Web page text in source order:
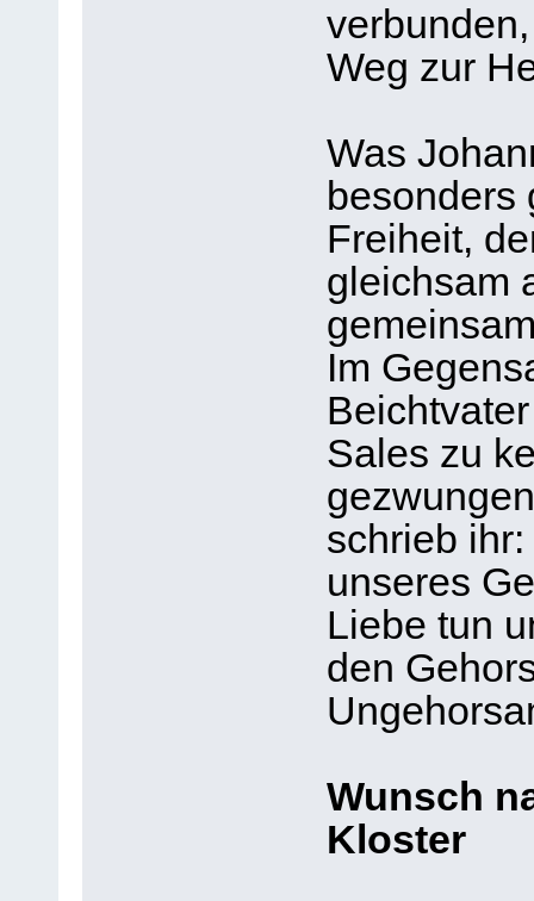
Weg zur
Was
besonders
Freiheit,
gleichsam
Im
Sales zu
schrieb
unseres
Liebe tun
den
Wunsch
Kloster